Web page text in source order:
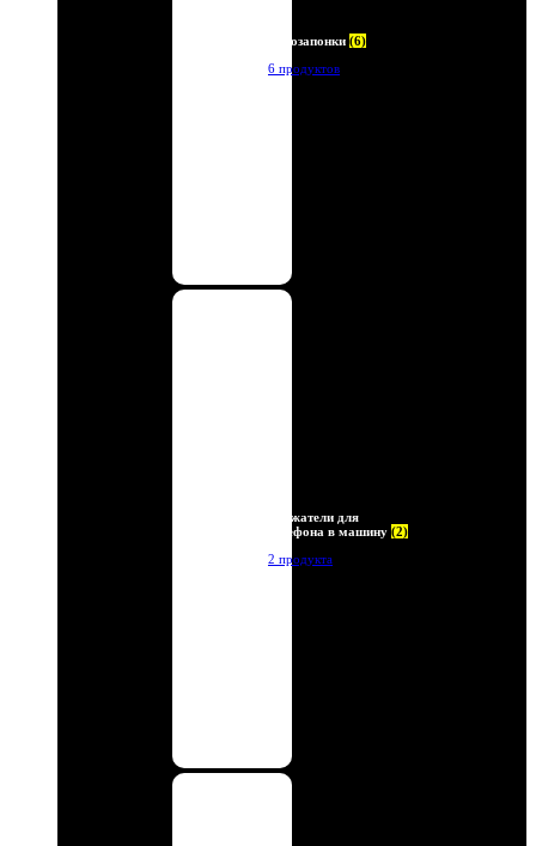
Автозапонки (6)
6 продуктов
Держатели для
телефона в машину (2)
2 продукта